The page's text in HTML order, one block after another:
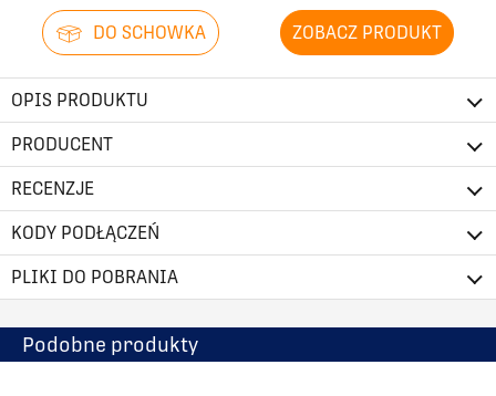
DO SCHOWKA ZOBACZ PRODUKT
OPIS PRODUKTU
PRODUCENT
RECENZJE
KODY PODŁĄCZEŃ
PLIKI DO POBRANIA
Podobne produkty